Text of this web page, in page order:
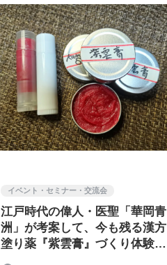
イベント・セミナー・交流会
江戸時代の偉人・医聖「華岡青
洲」が考案して、今も残る漢方
塗り薬『紫雲膏』づくり体験 4